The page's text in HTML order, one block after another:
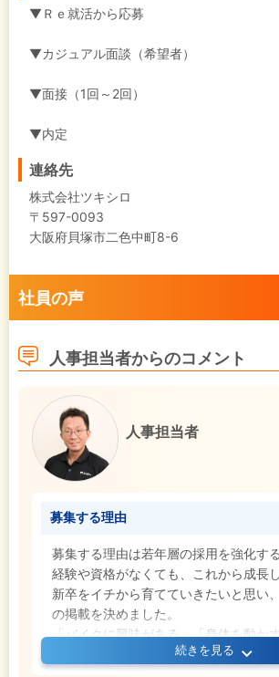
▼Ｒｅ就活から応募
▼カジュアル面談（希望者）
▼面接（1回～2回）
▼内定
連絡先
株式会社ツキシロ
〒597-0093
大阪府貝塚市二色中町8-6
社員の声
人事担当者からのコメント
人事担当者
募集する理由
募集する理由は若年層の採用を強化す
経験や資格がなくても、これから成長
新卒をイチから育てていきたいと思い
の掲載を決めました。
「バイクに興味がある」「身体を動か
という方、ご応募お待ちしております！
続きを見る